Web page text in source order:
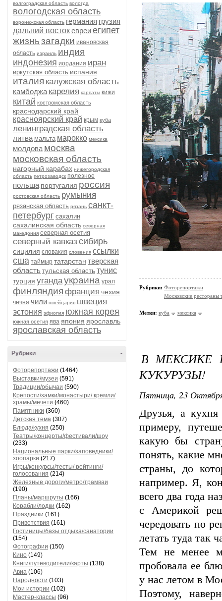
волгоградская область вологда
вологодская область
воронежская область германия грузия
дальний востокевреиегипет
жизньзагадки ивановская
область израиль индия
индонезия иордания иран
иркутская область испания
италия калужская область
камбоджа карелия карпаты кижи
китай костромская область
краснодарский край
красноярский край крым куба
ленинградская область
литва мальта марокко мексика
молдова москва
московская область
нагорный карабах нижегородская
область петрозаводск полезное
польша португалия россия
ростовская область румыния
рязанская область рязань санкт-
петербург сахалин
сахалинская область северная
македония северная осетия
северный кавказ сибирь
сицилия словакия словения ссылки
сша таймыр татарстан тверская
область тульская область тунис
турция угандаукраина урал
финляндия франция чехия
чечня чили швейцария швеция
эстония эфиопия южная корея
южная осетия ява япония ярославль
ярославская область
-
Рубрики
Фоторепортажи (1464)
Выставки/музеи (591)
Традиции/обычаи (590)
Крепости/замки/монастыри/ кремли/
храмы/мечети (460)
Памятники (360)
Детская тема (307)
Блюда/кухня (250)
Театры/концерты/фестивали/шоу
(233)
Национальные парки/заповедники/
зоопарки (217)
Игры/конкурсы/тесты/ рейтинги/
голосования (214)
Железные дороги/метро/трамваи
(190)
Планы/маршруты (166)
Корабли/лодки (162)
Праздники (161)
Приветствия (161)
Гостиницы/базы отдыха/санатории
(154)
Фотографии (150)
Кино (149)
Книги/путеводители/карты (138)
Авиа (106)
Народности (103)
Мои истории (102)
Мастер-классы (96)
Рубрики: Фоторепортажи
Московские рестораны
Метки: куба мексика
В МЕКСИКЕ
КУКУРУЗЫ!
Пятница, 23
Друзья, а
примеру,
какую бы
понять, какие
страны, до
например. Я,
всего два года
с Америкой
чередовать по
летать туда так
Тем не менее
пробовала ее
у нас летом в
Поэтому,